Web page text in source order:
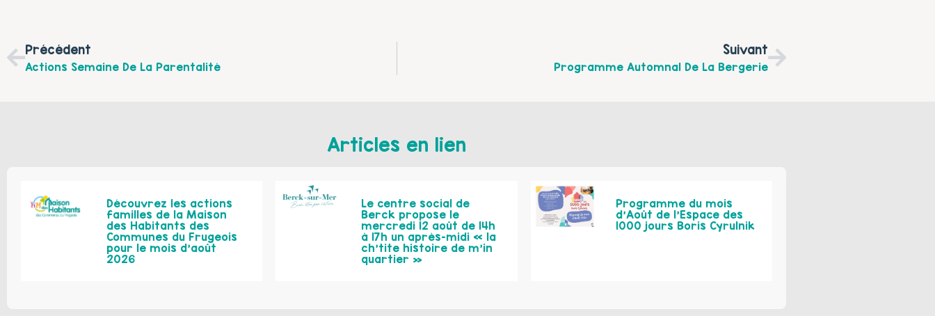
Précédent
Actions Semaine De La Parentalité
Suivant
Programme Automnal De La Bergerie
Articles en lien
Découvrez les actions
familles de la Maison
des Habitants des
Communes du Frugeois
pour le mois d’août
2026
Le centre social de
Berck propose le
mercredi 12 août de 14h
à 17h un après-midi « la
ch’tite histoire de m’in
quartier »
Programme du mois
d’Août de l’Espace des
1000 jours Boris Cyrulnik